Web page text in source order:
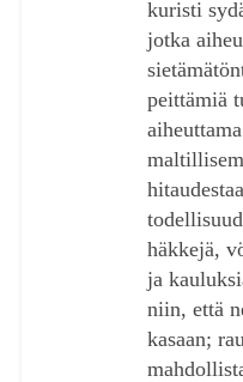
kuristi
jotka
peittämiä
häkkejä,
ja
niin, että
kasaan;